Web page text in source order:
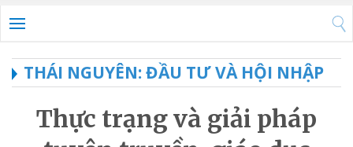
THÁI NGUYÊN: ĐẦU TƯ VÀ HỘI NHẬP
Thực trạng và giải pháp